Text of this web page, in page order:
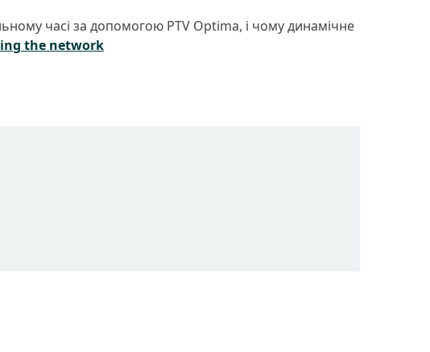
часі за допомогою PTV Optima, і чому динамічне
the network